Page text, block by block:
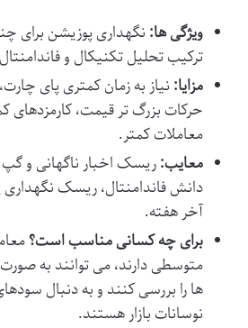
ویژگی ها: نگهداری پوزیشن برای
ترکیب تحلیل تکنیکال و
مزایا: نیاز به زمان کمتری پای
حرکات بزرگ تر قیمت، کارمزدهای
معاملات کمتر.
معایب:ریسک اخبار ناگهانی و گپ
دانش فاندامنتال، ریسک
آخر هفته.
برای چه کسانی مناسب است؟
متوسطی دارند، می توانند به
ها را بررسی کنند و به دنبال
نوسانات بازار هستند.